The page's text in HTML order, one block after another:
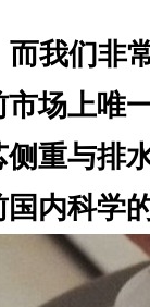
而我们非
市场上唯
侧重与排
国内科学